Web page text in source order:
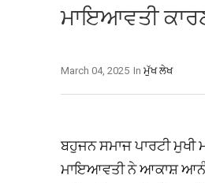
ਮਾਇਆਵਤੀ
In ਮੁੱਖ ਲੇਖ
March 04, 2025
ਬਹੁਜਨ ਸਮਾਜ ਪਾਰਟੀ
ਮਾਇਆਵਤੀ ਨੇ ਆਕਾਸ਼ ਆਨੰਦ